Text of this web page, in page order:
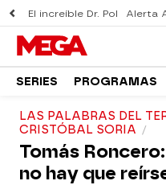
El increíble Dr. Pol Alerta
SERIES PROGRAMAS
LAS PALABRAS DEL
CRISTÓBAL SORIA
Tomás
no hay que